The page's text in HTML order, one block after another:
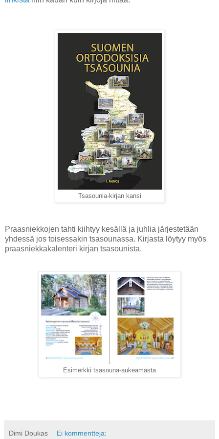
Tsasounia-kirjan kansi
Praasniekkojen tahti kiihtyy kesällä ja juhlia järjestetään
yhdessä jos toisessakin tsasounassa. Kirjasta löytyy myös
praasniekkakalenteri kirjan tsasounista.
Esimerkki tsasouna-aukeamasta
Dimi Doukas Ei kommentteja: